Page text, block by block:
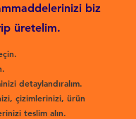
detaylandıralım.
çizimlerinizi, ürün
teslim alın.
biz
üretelim.